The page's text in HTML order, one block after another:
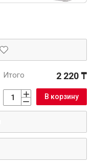
Итого 2 220 ₸
В корзину